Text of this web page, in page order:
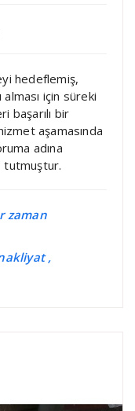
hedeflemiş,
için süreki
başarılı bir
aşamasında
adına
tutmuştur.
zaman
,